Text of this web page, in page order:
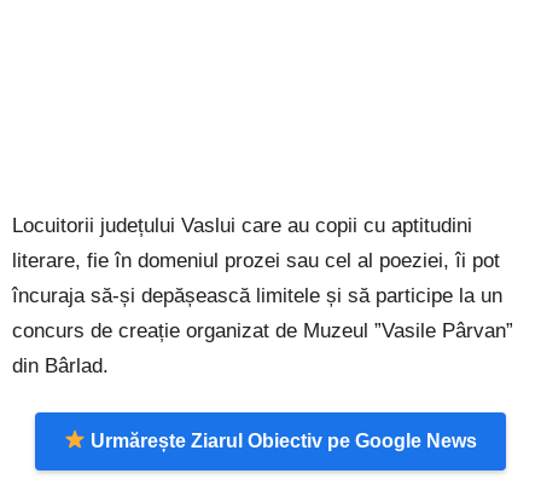
Locuitorii județului Vaslui care au copii cu aptitudini
literare, fie în domeniul prozei sau cel al poeziei, îi pot
încuraja să-și depășească limitele și să participe la un
concurs de creație organizat de Muzeul ”Vasile Pârvan”
din Bârlad.
Urmărește Ziarul Obiectiv pe Google News